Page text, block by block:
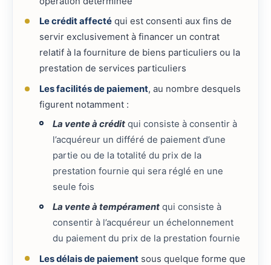
Le crédit affectéqui est consenti aux fins de
servir exclusivement à financer un contrat
relatif à la fourniture de biens particuliers ou la
prestation de services particuliers
Les facilités de paiement, au nombre desquels
figurent notamment :
La vente à crédit qui consiste à consentir à
l’acquéreur un différé de paiement d’une
partie ou de la totalité du prix de la
prestation fournie qui sera réglé en une
seule fois
La vente à tempérament qui consiste à
consentir à l’acquéreur un échelonnement
du paiement du prix de la prestation fournie
Les délais de paiementsous quelque forme que